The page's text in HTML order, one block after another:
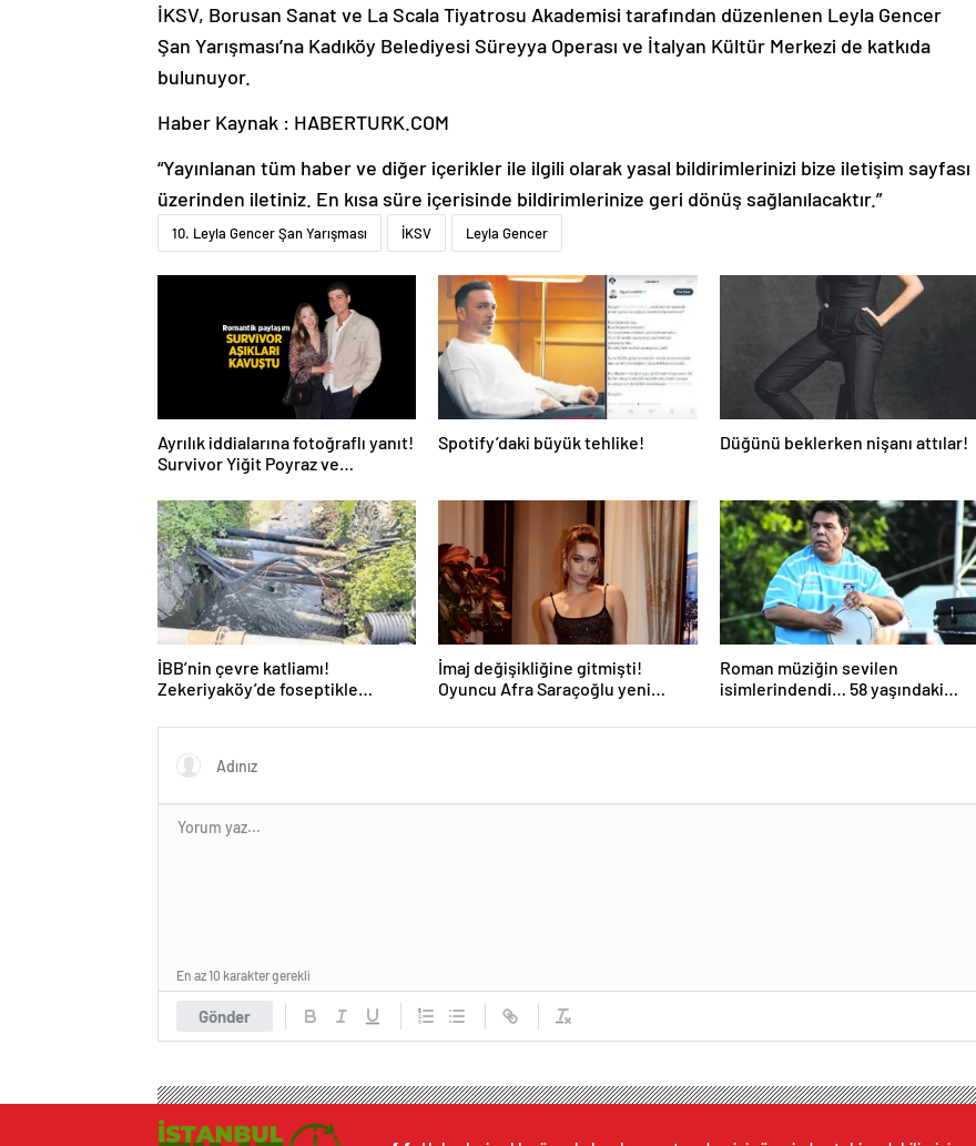
İKSV, Borusan Sanat ve La Scala Tiyatrosu Akademisi tarafından düzenlenen Leyla Gencer
Şan Yarışması’na Kadıköy Belediyesi Süreyya Operası ve İtalyan Kültür Merkezi de katkıda
bulunuyor.
Haber Kaynak : HABERTURK.COM
“Yayınlanan tüm haber ve diğer içerikler ile ilgili olarak yasal bildirimlerinizi bize iletişim sayfası
üzerinden iletiniz. En kısa süre içerisinde bildirimlerinize geri dönüş sağlanılacaktır.”
10. Leyla Gencer Şan Yarışması İKSV Leyla Gencer
Ayrılık iddialarına fotoğraflı yanıt!
Survivor Yiğit Poyraz ve
Spotify’daki büyük tehlike! Düğünü beklerken nişanı attılar!
İBB’nin çevre katliamı!
Zekeriyaköy’de foseptikle
İmaj değişikliğine gitmişti!
Oyuncu Afra Saraçoğlu yeni
halleri dikkat çekti…
Roman müziğin sevilen
isimlerindendi… 58 yaşındaki
kaybetti!
Gönder
En az 10 karakter gerekli